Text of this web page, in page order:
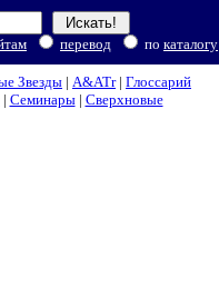
перевод по каталогу
Звезды | A&ATr| Глоссарий
| Семинары| Сверхновые